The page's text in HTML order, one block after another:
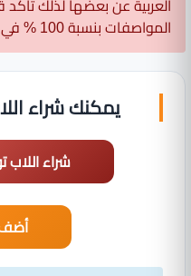
العربية عن بعضها لذلك
المواصفات بنسبة 100 % في حالة وجود اخطاء اتصل بنا.
يمكنك شراء
شراء اللاب